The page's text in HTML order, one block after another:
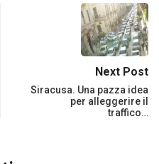
Next Post
Siracusa. Una pazza idea
per alleggerire il
traffico…